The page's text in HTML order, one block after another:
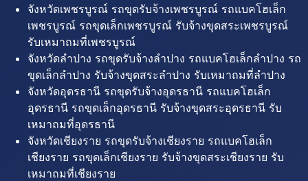
จังหวัดเพชรบูรณ์ รถขุดรับจ้างเพชรบูรณ์ รถแบคโฮเล็ก
เพชรบูรณ์ รถขุดเล็กเพชรบูรณ์ รับจ้างขุดสระเพชรบูรณ์
รับเหมาถมที่เพชรบูรณ์
จังหวัดลำปาง รถขุดรับจ้างลำปาง รถแบคโฮเล็กลำปาง รถ
ขุดเล็กลำปาง รับจ้างขุดสระลำปาง รับเหมาถมที่ลำปาง
จังหวัดอุดรธานี รถขุดรับจ้างอุดรธานี รถแบคโฮเล็ก
อุดรธานี รถขุดเล็กอุดรธานี รับจ้างขุดสระอุดรธานี รับ
เหมาถมที่อุดรธานี
จังหวัดเชียงราย รถขุดรับจ้างเชียงราย รถแบคโฮเล็ก
เชียงราย รถขุดเล็กเชียงราย รับจ้างขุดสระเชียงราย รับ
เหมาถมที่เชียงราย